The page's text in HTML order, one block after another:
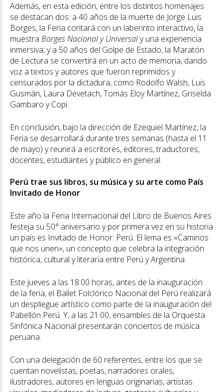
Además, en esta edición, entre los distintos homenajes
se destacan dos: a 40 años de la muerte de Jorge Luis
Borges, la Feria contará con un laberinto interactivo, la
muestra Borges Nacional y Universaly una experiencia
inmersiva; y a 50 años del Golpe de Estado, la Maratón
de Lectura se convertirá en un acto de memoria, dando
voz a textos y autores que fueron reprimidos y
censurados por la dictadura, como Rodolfo Walsh, Luis
Gusmán, Laura Devetach, Tomás Eloy Martínez, Griselda
Gambaro y Copi.
En conclusión, bajo la dirección de Ezequiel Martínez, la
Feria se desarrollará durante tres semanas (hasta el 11
de mayo) y reunirá a escritores, editores, traductores,
docentes, estudiantes y público en general.
Perú trae sus libros, su música y su arte como País
Invitado de Honor
Este año la Feria Internacional del Libro de Buenos Aires
festeja su 50° aniversario y por primera vez en su historia
un país es Invitado de Honor: Perú. El lema es «Caminos
que nos unen», un concepto que celebra la integración
histórica, cultural y literaria entre Perú y Argentina.
Este jueves a las 18:00 horas, antes de la inauguración
de la feria, el Ballet Folclórico Nacional del Perú realizará
un despliegue artístico como parte de la inauguración del
Pabellón Perú. Y, a las 21:00, ensambles de la Orquesta
Sinfónica Nacional presentarán conciertos de música
peruana.
Con una delegación de 60 referentes, entre los que se
cuentan novelistas, poetas, narradores orales,
ilustradores, autores en lenguas originarias, artistas